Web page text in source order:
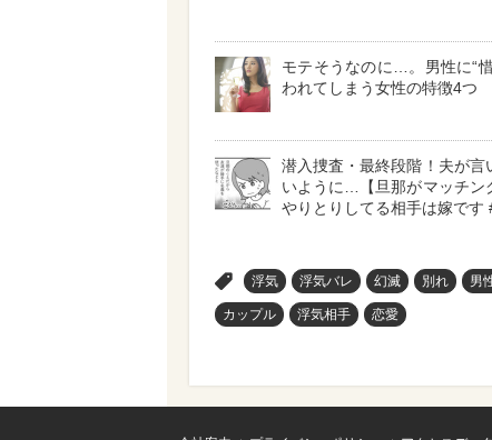
モテそうなのに…。男性に“
われてしまう女性の特徴4つ
潜入捜査・最終段階！夫が言
いように…【旦那がマッチン
やりとりしてる相手は嫁です
浮気 浮気バレ 幻滅 別れ 男
カップル 浮気相手 恋愛